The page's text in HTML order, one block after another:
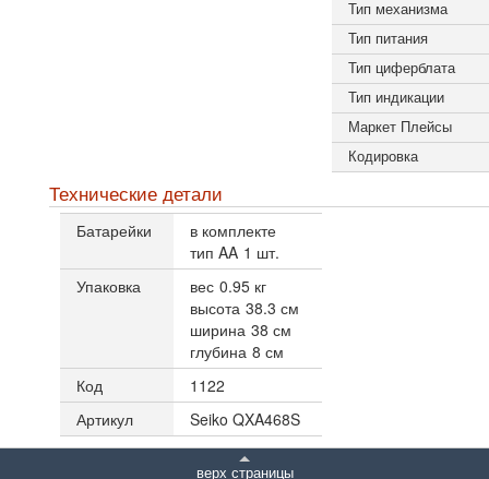
Тип механизма
Тип питания
Тип циферблата
Тип индикации
Маркет Плейсы
Кодировка
Технические детали
Батарейки
в комплекте
тип AA 1 шт.
Упаковка
вес 0.95 кг
высота 38.3 см
ширина 38 см
глубина 8 см
Код
1122
Артикул
Seiko QXA468S
верх страницы